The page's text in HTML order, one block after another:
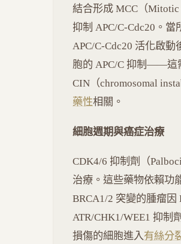
結合形成 MCC（Mitotic
抑制 APC/C-Cdc20。
APC/C-Cdc20 活化啟
胞的 APC/C 抑制——這
CIN（chromosomal
藥性相關。
細胞週期與癌症治療
CDK4/6 抑制劑（
治療。這些藥物依賴功
BRCA1/2 突變的腫瘤因
ATR/CHK1/WEE1 抑制
損傷的細胞進入有絲分